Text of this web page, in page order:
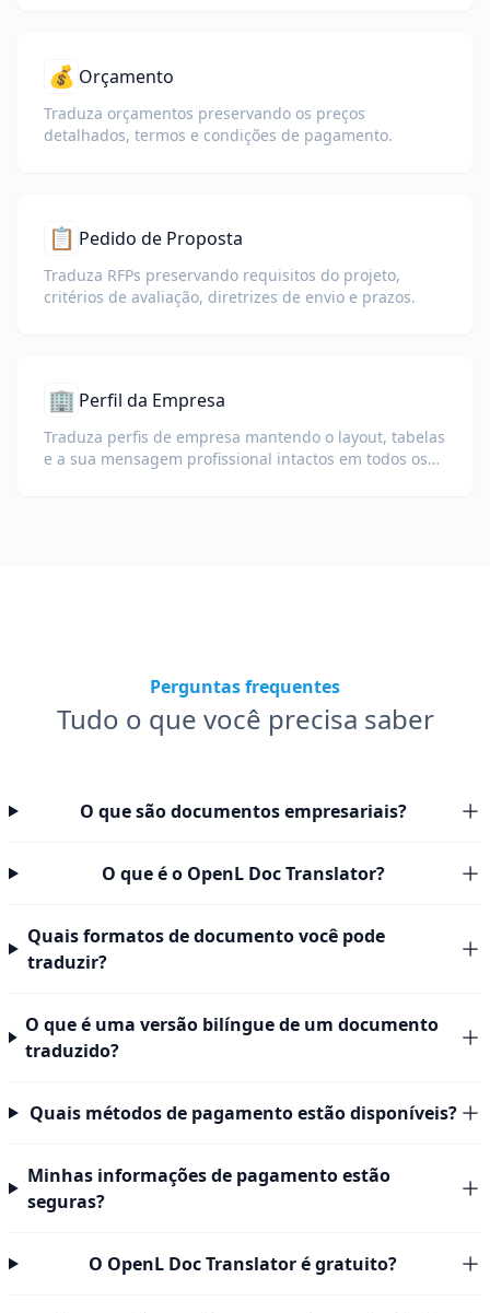
💰 Orçamento
Traduza orçamentos preservando os preços
detalhados, termos e condições de pagamento.
📋 Pedido de Proposta
Traduza RFPs preservando requisitos do projeto,
critérios de avaliação, diretrizes de envio e prazos.
🏢 Perfil da Empresa
Traduza perfis de empresa mantendo o layout, tabelas
e a sua mensagem profissional intactos em todos os
Perguntas frequentes
Tudo o que você precisa saber
O que são documentos empresariais?
O que é o OpenL Doc Translator?
Quais formatos de documento você pode
traduzir?
O que é uma versão bilíngue de um documento
traduzido?
Quais métodos de pagamento estão disponíveis?
Minhas informações de pagamento estão
seguras?
O OpenL Doc Translator é gratuito?